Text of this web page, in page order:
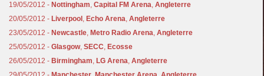
19/05/2012 - Nottingham,Capital FM Arena,Angleterre
20/05/2012 - Liverpool , Echo Arena,Angleterre
23/05/2012 - Newcastle, Metro Radio Arena,Angleterre
25/05/2012 -Glasgow,SECC, Ecosse
26/05/2012 - Birmingham, LG Arena,Angleterre